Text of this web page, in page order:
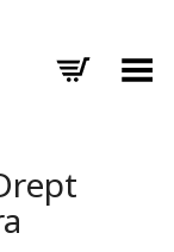
Toggle Menu